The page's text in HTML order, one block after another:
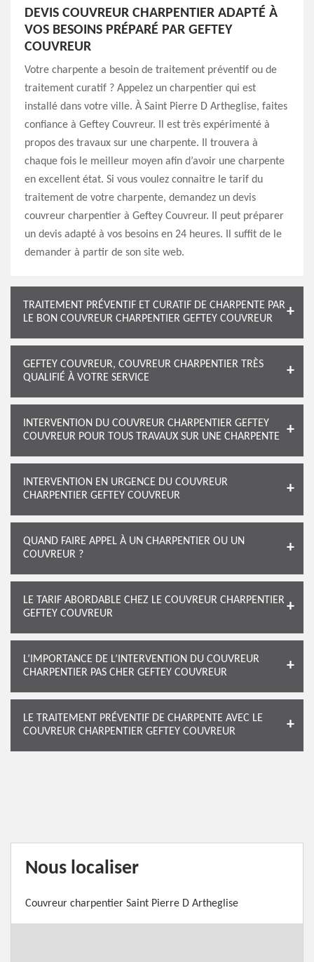
DEVIS COUVREUR CHARPENTIER ADAPTÉ À
VOS BESOINS PRÉPARÉ PAR GEFTEY
COUVREUR
Votre charpente a besoin de traitement préventif ou de
traitement curatif ? Appelez un charpentier qui est
installé dans votre ville. À Saint Pierre D Artheglise, faites
confiance à Geftey Couvreur. Il est très expérimenté à
propos des travaux sur une charpente. Il trouvera à
chaque fois le meilleur moyen afin d’avoir une charpente
en excellent état. Si vous voulez connaitre le tarif du
traitement de votre charpente, demandez un devis
couvreur charpentier à Geftey Couvreur. Il peut préparer
un devis adapté à vos besoins en 24 heures. Il suffit de le
demander à partir de son site web.
TRAITEMENT PRÉVENTIF ET CURATIF DE CHARPENTE PAR
LE BON COUVREUR CHARPENTIER GEFTEY COUVREUR
GEFTEY COUVREUR, COUVREUR CHARPENTIER TRÈS
QUALIFIÉ À VOTRE SERVICE
INTERVENTION DU COUVREUR CHARPENTIER GEFTEY
COUVREUR POUR TOUS TRAVAUX SUR UNE CHARPENTE
INTERVENTION EN URGENCE DU COUVREUR
CHARPENTIER GEFTEY COUVREUR
QUAND FAIRE APPEL À UN CHARPENTIER OU UN
COUVREUR ?
LE TARIF ABORDABLE CHEZ LE COUVREUR CHARPENTIER
GEFTEY COUVREUR
L’IMPORTANCE DE L’INTERVENTION DU COUVREUR
CHARPENTIER PAS CHER GEFTEY COUVREUR
LE TRAITEMENT PRÉVENTIF DE CHARPENTE AVEC LE
COUVREUR CHARPENTIER GEFTEY COUVREUR
Nous localiser
Couvreur charpentier Saint Pierre D Artheglise